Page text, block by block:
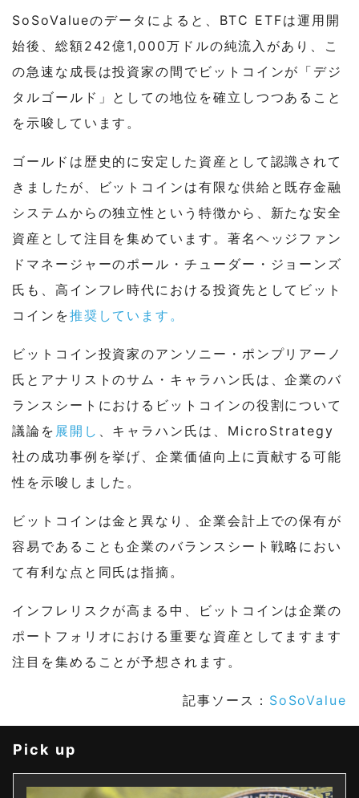
SoSoValueのデータによると、BTC ETFは運用開
始後、総額242億1,000万ドルの純流入があり、こ
の急速な成長は投資家の間でビットコインが「デジ
タルゴールド」としての地位を確立しつつあること
を示唆しています。
ゴールドは歴史的に安定した資産として認識されて
きましたが、ビットコインは有限な供給と既存金融
システムからの独立性という特徴から、新たな安全
資産として注目を集めています。著名ヘッジファン
ドマネージャーのポール・チューダー・ジョーンズ
氏も、高インフレ時代における投資先としてビット
コインを推奨しています。
ビットコイン投資家のアンソニー・ポンプリアーノ
氏とアナリストのサム・キャラハン氏は、企業のバ
ランスシートにおけるビットコインの役割について
議論を 展開し
、キャラハン氏は、MicroStrategy
社の成功事例を挙げ、企業価値向上に貢献する可能
性を示唆しました。
ビットコインは金と異なり、企業会計上での保有が
容易であることも企業のバランスシート戦略におい
て有利な点と同氏は指摘。
インフレリスクが高まる中、ビットコインは企業の
ポートフォリオにおける重要な資産としてますます
注目を集めることが予想されます。
記事ソース： SoSoValue
Pick up